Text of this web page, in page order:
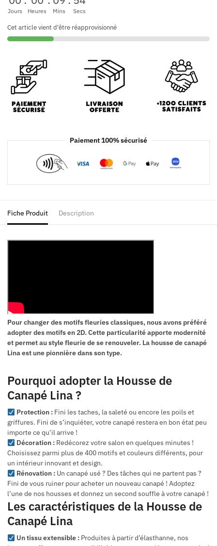
Jours Heures Mins Secs
Cet article vient d'être réapprovisionné
Paiement 100% sécurisé
Fiche Produit Description
Pour changer des motifs fleuries classiques, nous avons préféré
adopter des motifs en 2D. Cette particularité apporte modernité
et permet au style fleurie de se renouveler. La housse de canapé
Lina est une pionnière dans son type.
Pourquoi adopter la Housse de
Canapé Lina ?
Protection :Fini les taches, la saleté ou encore les poils et
griffures. Fini de s’inquiéter, votre canapé restera en bon état peu
importe ce qu’il arrive !
Décoration :Redécorez votre salon en quelques minutes !
Choisissez parmi plus de 400 motifs et couleurs différents, pour
un intérieur innovant et design.
Rénovation :Un canapé usé ? Des tâches qui ne partent pas ?
Fini de vous ruiner pour acheter un nouveau canapé ! Adoptez
l’une de nos housses et donnez un second souffle à votre canapé !
Les caractéristiques de la Housse de
Canapé Lina
Un tissu extensible :Produites à partir d’élasthanne, nos